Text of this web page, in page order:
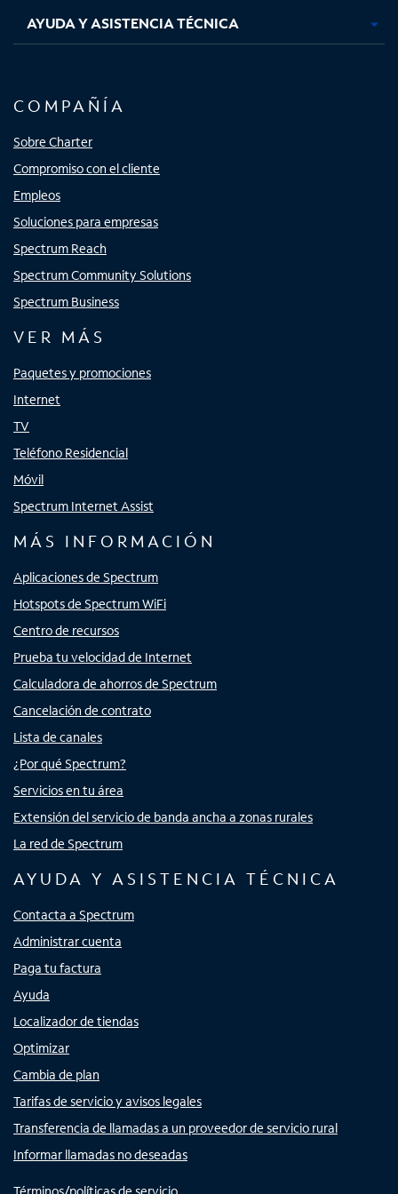
AYUDA Y ASISTENCIA TÉCNICA
COMPAÑÍA
Sobre Charter
Compromiso con el cliente
Empleos
Soluciones para empresas
Spectrum Reach
Spectrum Community Solutions
Spectrum Business
VER MÁS
Paquetes y promociones
Internet
TV
Teléfono Residencial
Móvil
Spectrum Internet Assist
MÁS INFORMACIÓN
Aplicaciones de Spectrum
Hotspots de Spectrum WiFi
Centro de recursos
Prueba tu velocidad de Internet
Calculadora de ahorros de Spectrum
Cancelación de contrato
Lista de canales
¿Por qué Spectrum?
Servicios en tu área
Extensión del servicio de banda ancha a zonas rurales
La red de Spectrum
AYUDA Y ASISTENCIA TÉCNICA
Contacta a Spectrum
Administrar cuenta
Paga tu factura
Ayuda
Localizador de tiendas
Optimizar
Cambia de plan
Tarifas de servicio y avisos legales
Transferencia de llamadas a un proveedor de servicio rural
Informar llamadas no deseadas